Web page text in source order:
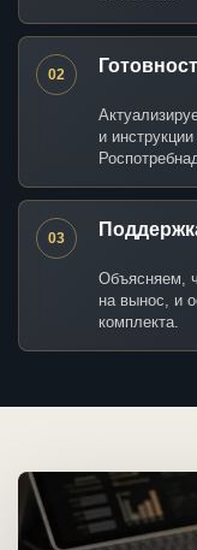
02
и
03
Объясняем,
на вынос, и
комплекта.